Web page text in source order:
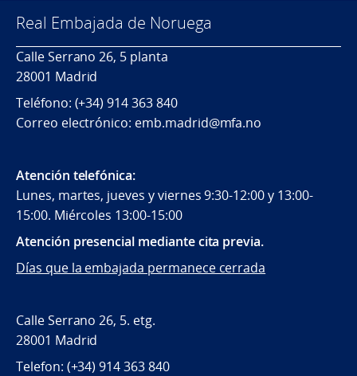
Real Embajada de Noruega
Calle Serrano 26, 5 planta
28001 Madrid
Teléfono: (+34) 914 363 840
Correo electrónico: emb.madrid@mfa.no
Atención telefónica:
Lunes, martes, jueves y viernes 9:30-12:00 y 13:00-
15:00. Miércoles 13:00-15:00
Atención presencial mediante cita previa.
Días que la embajada permanece cerrada
Calle Serrano 26, 5. etg.
28001 Madrid
Telefon: (+34) 914 363 840